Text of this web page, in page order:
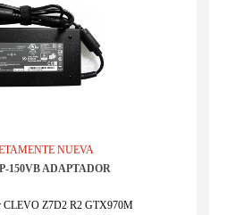
NUEVA
150VB ADAPTADOR
CLEVO Z7D2 R2 GTX970M